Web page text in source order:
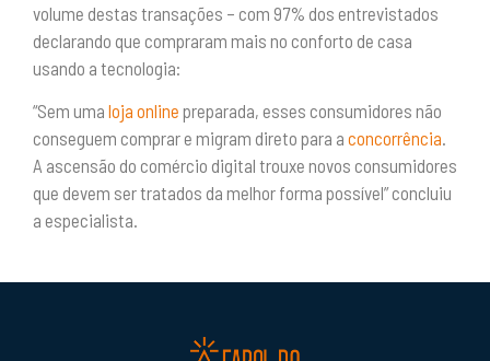
volume destas transações – com 97% dos entrevistados
declarando que compraram mais no conforto de casa
usando a tecnologia:
“Sem uma loja online preparada, esses consumidores não
conseguem comprar e migram direto para a concorrência
A ascensão do comércio digital trouxe novos consumidores
que devem ser tratados da melhor forma possível” concluiu
a especialista.